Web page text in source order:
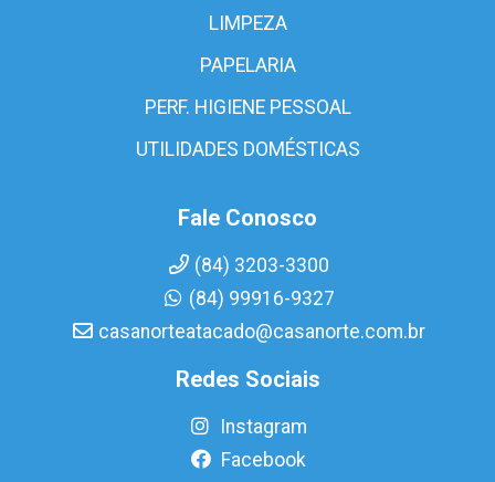
LIMPEZA
PAPELARIA
PERF. HIGIENE PESSOAL
UTILIDADES DOMÉSTICAS
Fale Conosco
(84) 3203-3300
(84) 99916-9327
casanorteatacado@casanorte.com.br
Redes Sociais
Instagram
Facebook